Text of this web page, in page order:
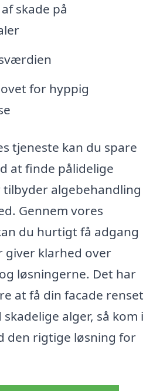
skade på
for hyppig
tjeneste kan du spare
at finde pålidelige
algebehandling
Gennem vores
du hurtigt få adgang
klarhed over
løsningerne. Det har
at få din facade renset
alger, så kom i
den rigtige løsning for